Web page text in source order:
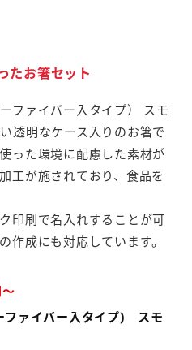
ァイル本舗
ティッシュ本舗
舗
グッズ本舗
たお箸セット
ファイバー入タイプ） スモ
透明なケース入りのお箸で
った環境に配慮した素材が
工が施されており、食品を
印刷で名入れすることが可
作成にも対応しています。
ファイバー入タイプ) スモ